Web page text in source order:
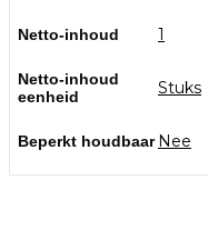
Netto-inhoud 1
Netto-inhoud
eenheid
Stuks
Beperkt houdbaar Nee